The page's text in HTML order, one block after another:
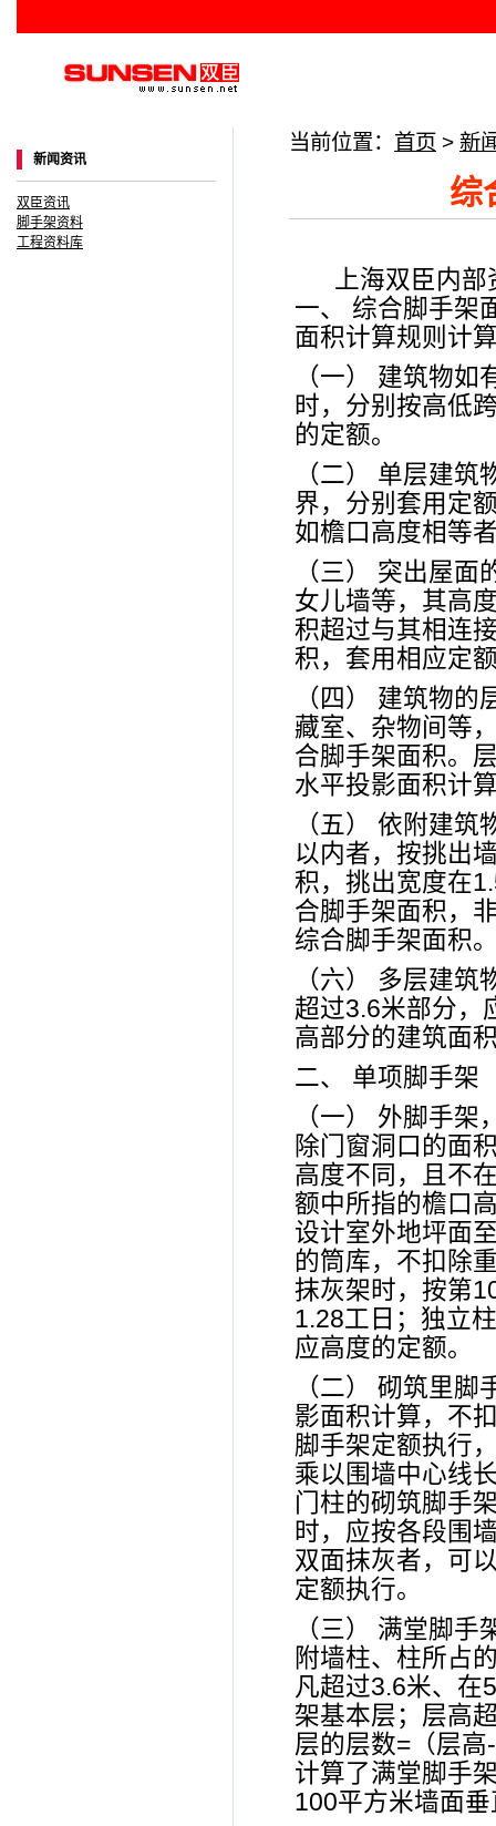
新闻资讯
双臣资讯
脚手架资料
工程资料库
当前位置： 首页 > 新
综
上海双臣内部
一、 综合脚手架
面积计算规则计
（一） 建筑物
时，分别按高低
的定额。
（二） 单层建
界，分别套用定
如檐口高度相等
（三） 突出屋
女儿墙等，其高
积超过与其相连
积，套用相应定
（四） 建筑物
藏室、杂物间等
合脚手架面积。
水平投影面积计
（五） 依附建
以内者，按挑出
积，挑出宽度在
合脚手架面积，
综合脚手架面积
（六） 多层建
超过3.6米部分，
高部分的建筑面
二、 单项脚手架
（一） 外脚手
除门窗洞口的面
高度不同，且不
额中所指的檐口
设计室外地坪面
的筒库，不扣除
抹灰架时，按第
1.28工日；独立
应高度的定额。
（二） 砌筑里
影面积计算，不
脚手架定额执行
乘以围墙中心线
门柱的砌筑脚手
时，应按各段围
双面抹灰者，可
定额执行。
（三） 满堂脚
附墙柱、柱所占
凡超过3.6米、在
架基本层；层高
层的层数=（层
计算了满堂脚手
100平方米墙面